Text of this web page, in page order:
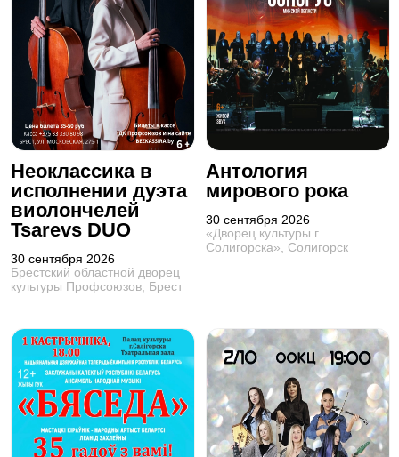
Неоклассика в
исполнении дуэта
виолончелей
Tsarevs DUO
30 сентября 2026
Брестский областной дворец
культуры Профсоюзов, Брест
Антология
мирового рока
30 сентября 2026
«Дворец культуры г.
Солигорска», Солигорск